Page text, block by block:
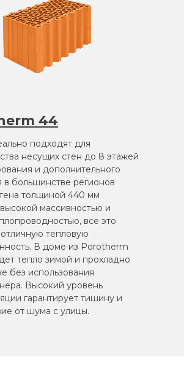
подходят для
несущих стен до 8 этажей
и дополнительного
в большинстве регионов
толщиной 440 мм
массивностью и
все это
тепловую
В доме из Porotherm
тепло зимой и прохладно
без использования
Высокий уровень
гарантирует тишину и
от шума с улицы.
44